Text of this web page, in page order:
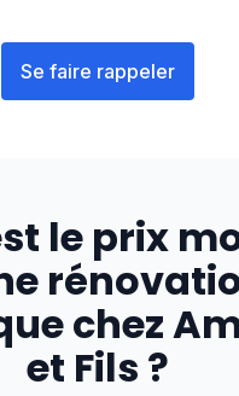
Se faire rappeler
le prix
chez
et Fils ?